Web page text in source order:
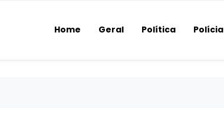
Home Geral Política Polícia